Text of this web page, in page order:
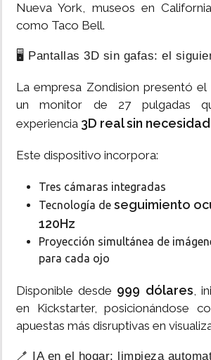
Nueva York, museos en
como Taco Bell.
🖥️ Pantallas 3D sin gafas: el
La empresa Zondision presentó
un monitor de 27 pulgadas
experiencia 3D real sin
Este dispositivo incorpora:
Tres cámaras integradas
Tecnología de seguimiento
120Hz
Proyección simultánea de
para cada ojo
Disponible desde 999 dólares,
en Kickstarter, posicionándose
apuestas más disruptivas en
🪥 IA en el hogar: limpieza